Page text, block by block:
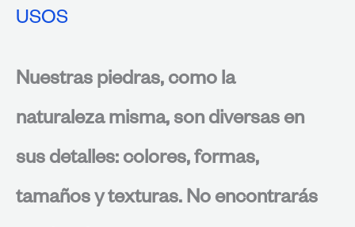
USOS
Nuestras piedras, como la
naturaleza misma, son diversas en
sus detalles: colores, formas,
tamaños y texturas. No encontrarás